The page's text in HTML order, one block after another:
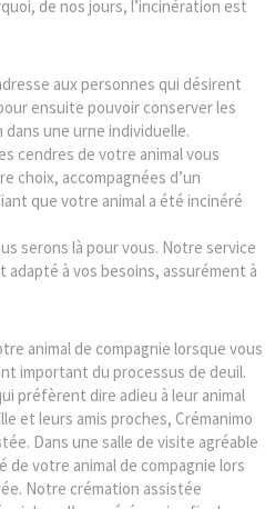
de nos jours, l’incinération est
aux personnes qui désirent
ensuite pouvoir conserver les
une urne individuelle.
cendres de votre animal vous
choix, accompagnées d’un
que votre animal a été incinéré
serons là pour vous. Notre service
à vos besoins, assurément à
animal de compagnie lorsque vous
important du processus de deuil.
préfèrent dire adieu à leur animal
et leurs amis proches, Crémanimo
Dans une salle de visite agréable
votre animal de compagnie lors
Notre crémation assistée